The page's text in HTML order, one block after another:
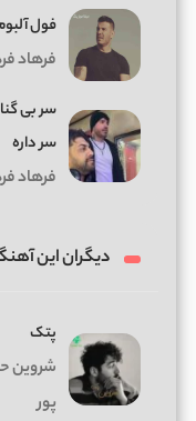
فول
فرهاد
سر بی
سر داره
فرهاد
دیگران این
پتک
شروین
پور